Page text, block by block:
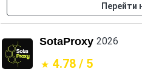
Перейти
SotaProxy 2026
4.78 / 5